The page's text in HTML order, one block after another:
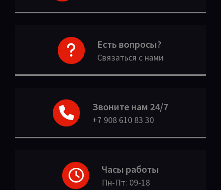
Есть вопросы?
Связаться с нами
Звоните нам 24/7
+7 908 610 83 30
Часы работы
Пн-Пт: 09-18